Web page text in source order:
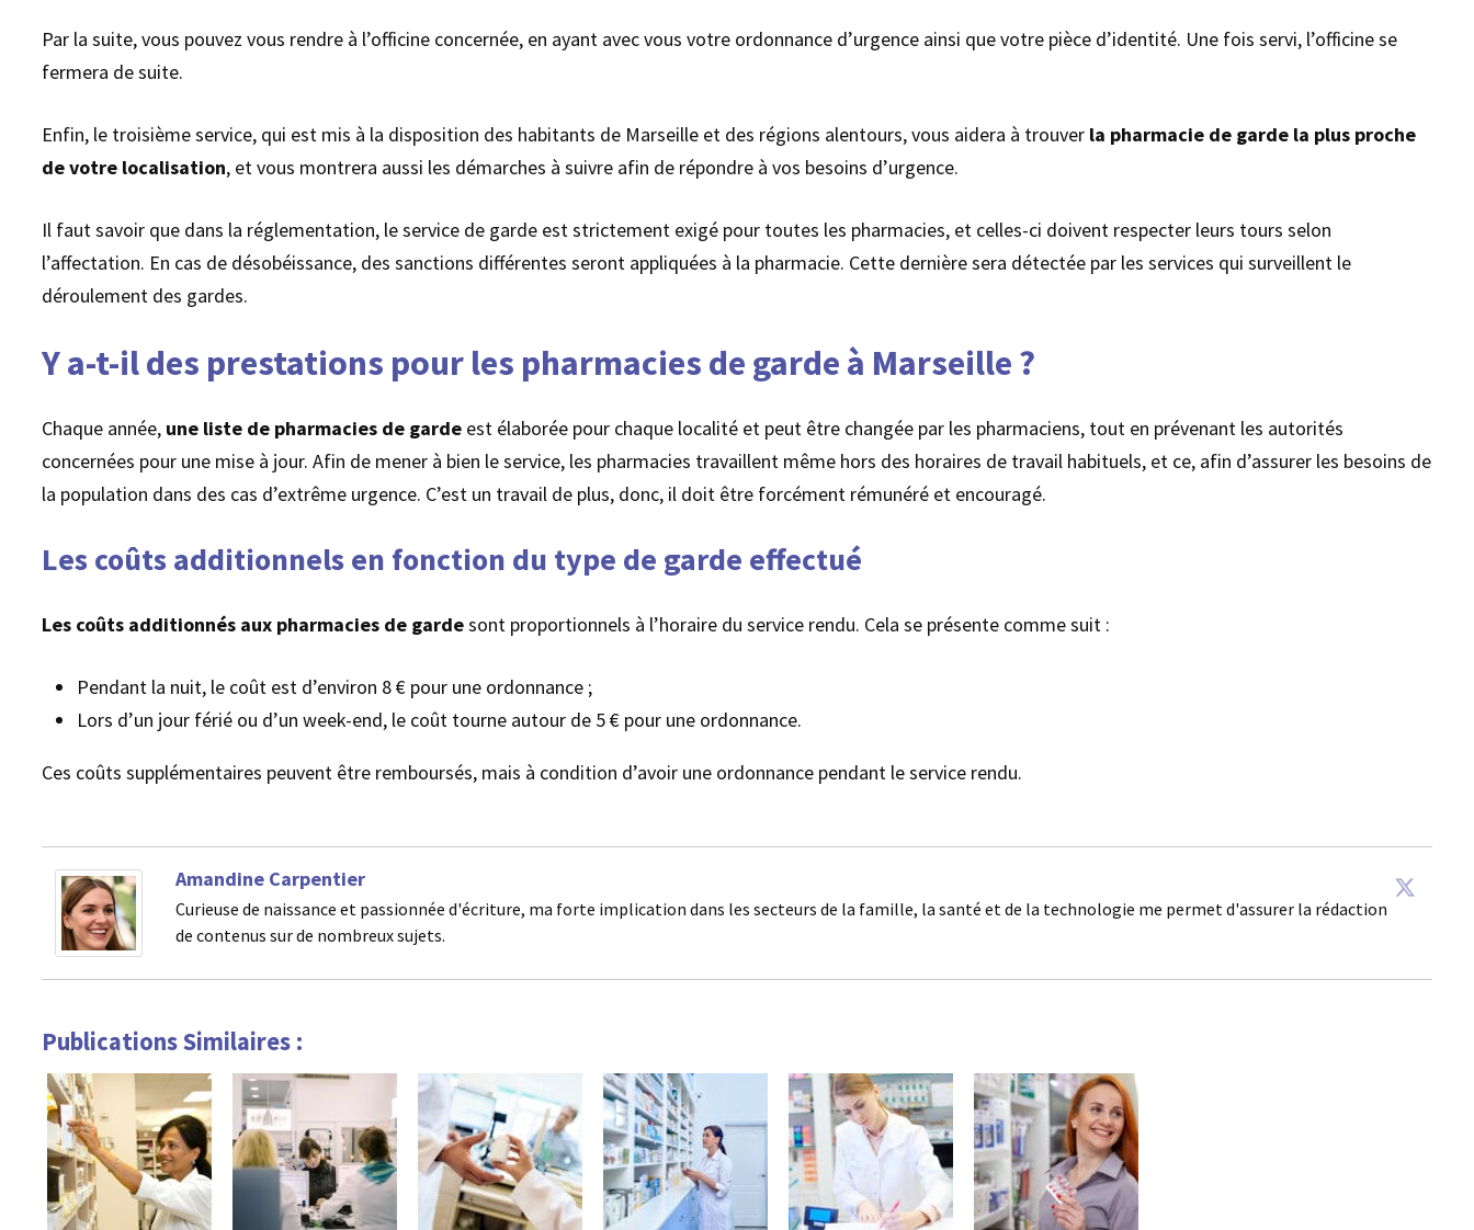
Par la suite, vous pouvez vous rendre à l’officine concernée, en ayant avec vous votre ordonnance d’urgence ainsi que votre pièce d’identité. Une fois servi, l’officine se
fermera de suite.
Enfin, le troisième service, qui est mis à la disposition des habitants de Marseille et des régions alentours, vous aidera à trouver la pharmacie de garde la plus proche
de votre localisation, et vous montrera aussi les démarches à suivre afin de répondre à vos besoins d’urgence.
Il faut savoir que dans la réglementation, le service de garde est strictement exigé pour toutes les pharmacies, et celles-ci doivent respecter leurs tours selon
l’affectation. En cas de désobéissance, des sanctions différentes seront appliquées à la pharmacie. Cette dernière sera détectée par les services qui surveillent le
déroulement des gardes.
Y a-t-il des prestations pour les pharmacies de garde à Marseille ?
Chaque année, une liste de pharmacies de garde est élaborée pour chaque localité et peut être changée par les pharmaciens, tout en prévenant les autorités
concernées pour une mise à jour. Afin de mener à bien le service, les pharmacies travaillent même hors des horaires de travail habituels, et ce, afin d’assurer les besoins de
la population dans des cas d’extrême urgence. C’est un travail de plus, donc, il doit être forcément rémunéré et encouragé.
Les coûts additionnels en fonction du type de garde effectué
Les coûts additionnés aux pharmacies de gardesont proportionnels à l’horaire du service rendu. Cela se présente comme suit :
Pendant la nuit, le coût est d’environ 8 € pour une ordonnance ;
Lors d’un jour férié ou d’un week-end, le coût tourne autour de 5 € pour une ordonnance.
Ces coûts supplémentaires peuvent être remboursés, mais à condition d’avoir une ordonnance pendant le service rendu.
Amandine Carpentier
Curieuse de naissance et passionnée d'écriture, ma forte implication dans les secteurs de la famille, la santé et de la technologie me permet d'assurer la rédaction
de contenus sur de nombreux sujets.
Publications Similaires :